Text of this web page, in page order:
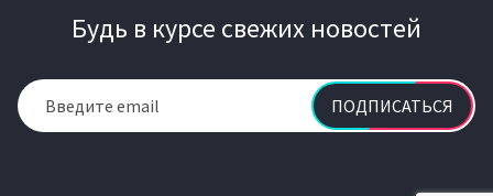
Будь в курсе свежих новостей
ПОДПИСАТЬСЯ